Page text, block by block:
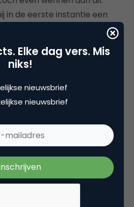
in de eerste instantie een
ongeregeld'. Het was
verhaal met een hoop
miste een beetje de
diepgang van wat ik
van zo'n sessie. Zo werd er
de feitelijke aansturing van
op de culturele verschillen
hoe langer ik ernaar
ervan overtuigd raakte dat
van werken. Met de juiste
al vanuit elke plek in de
elk tijdstip. Dat zouden meer
Elke dag vers. Mis
niks!
nieuwsbrief
nieuwsbrief